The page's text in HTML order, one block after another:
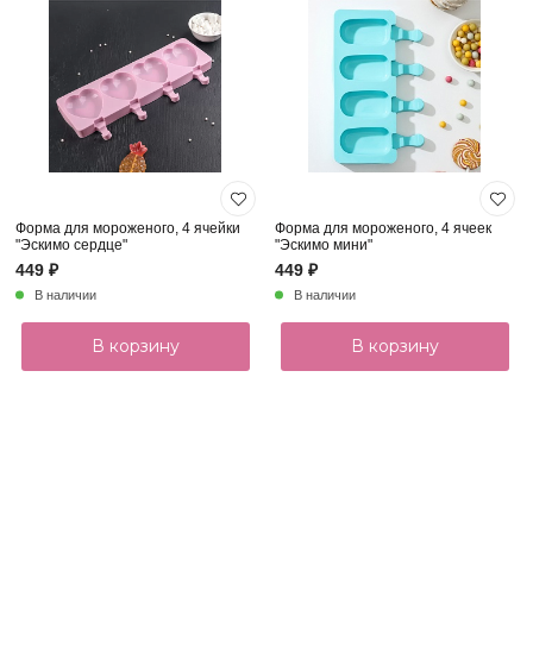
Форма для мороженого, 4 ячейки
"Эскимо сердце"
449 ₽
В наличии
В корзину
Форма для мороженого, 4 ячеек
"Эскимо мини"
449 ₽
В наличии
В корзину